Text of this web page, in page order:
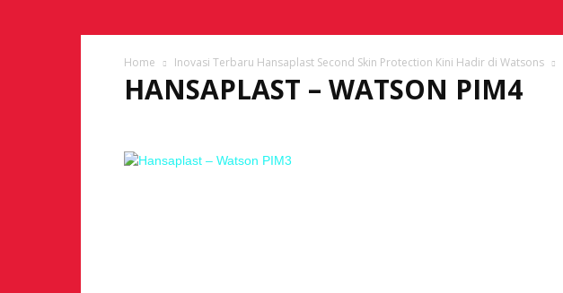
Home Inovasi Terbaru Hansaplast Second Skin Protection Kini Hadir di Watsons
HANSAPLAST – WATSON PIM4